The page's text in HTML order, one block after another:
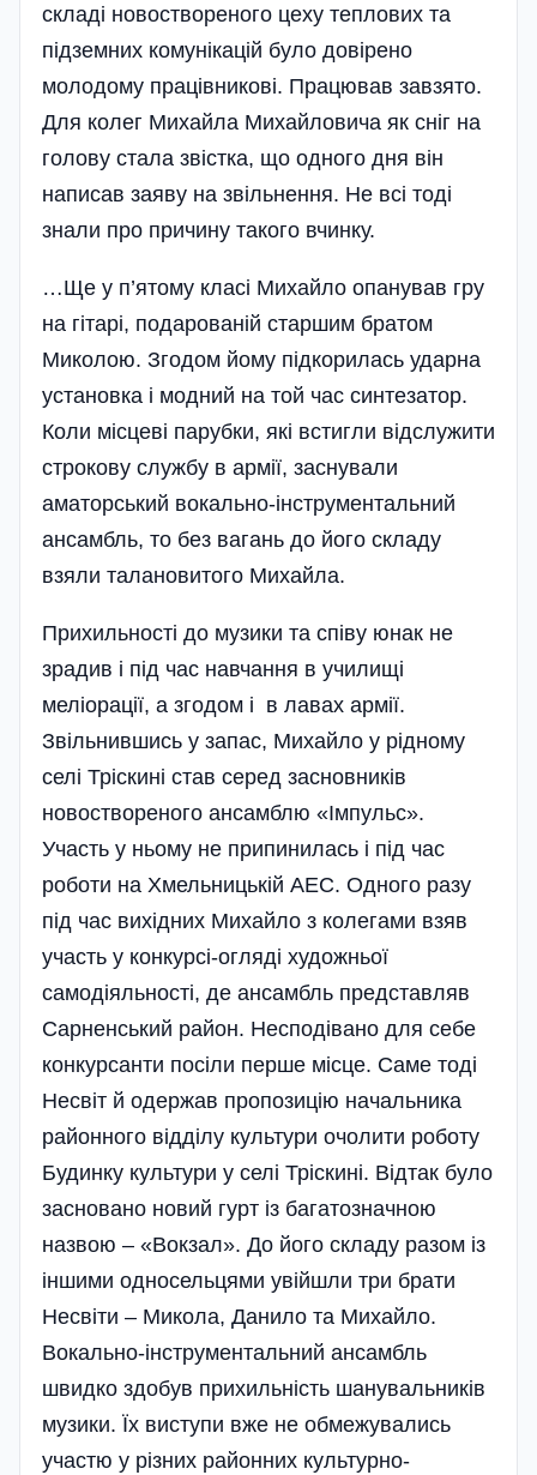
складі новоствореного цеху теплових та
підземних комунікацій було довірено
молодому працівникові. Працював завзято.
Для колег Михайла Михайловича як сніг на
голову стала звістка, що одного дня він
написав заяву на звільнення. Не всі тоді
знали про причину такого вчинку.
…Ще у п’ятому класі Михайло опанував гру
на гітарі, подарованій старшим братом
Миколою. Згодом йому підкорилась ударна
установка і модний на той час синтезатор.
Коли місцеві парубки, які встигли відслужити
строкову службу в армії, заснували
аматорський вокально-інструментальний
ансамбль, то без вагань до його складу
взяли талановитого Михайла.
Прихильності до музики та співу юнак не
зрадив і під час навчання в училищі
меліорації, а згодом і в лавах армії.
Звільнившись у запас, Михайло у рідному
селі Тріскині став серед засновників
новоствореного ансамблю «Імпульс».
Участь у ньому не припинилась і під час
роботи на Хмельницькій АЕС. Одного разу
під час вихід­них Михайло з колегами взяв
участь у конкурсі-огляді художньої
самодіяльності, де ансамбль представляв
Сарненський район. Несподівано для себе
конкурсанти посіли перше місце. Саме тоді
Несвіт й одержав пропозицію начальника
районного відділу культури очолити роботу
Будинку культури у селі Тріскині. Відтак було
засновано новий гурт із багатозначною
назвою – «Вокзал­». До його складу разом із
іншими односельцями увійшли три брати
Несвіти – Микола, Данило та Михайло.
Вокально-інструментальний ансамбль
швидко здобув прихильність шанува­льників
музики. Їх виступи вже не обмежувались
участю у різних районних культурно-